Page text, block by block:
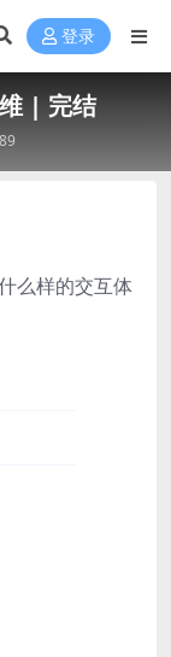
登录
| 完结
么样的交互体